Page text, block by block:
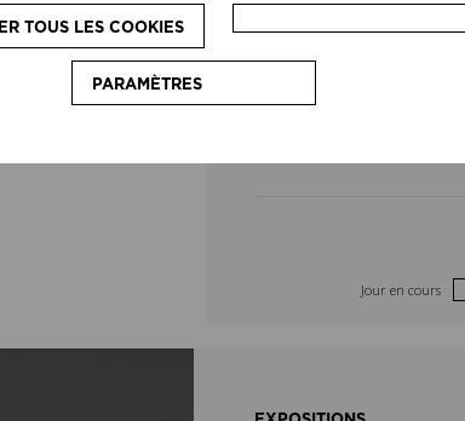
18
Jour en cours
TOUS LES COOKIES
PARAMÈTRES